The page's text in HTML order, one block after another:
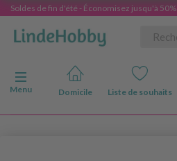
Soldes de fin d'été - Économisez jusqu'à 50%
Basculer la navigation
Menu
Domicile Liste de souhaits